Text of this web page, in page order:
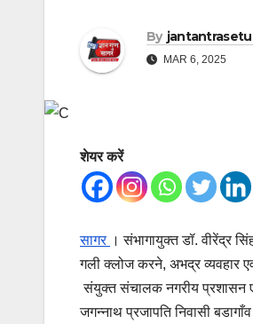
By
MAR 6, 2025
शेयर करें
सागर । संभागायुक्त डॉ. वीरेंद्र
गली क्लोज करने, अभद्र व्यवहार
संयुक्त संचालक नगरीय प्रशासन
जगन्नाथ प्रजापति निवासी